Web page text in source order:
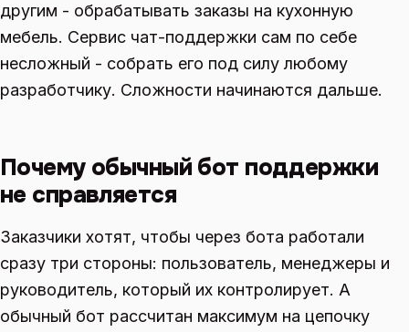
другим - обрабатывать заказы на кухонную
мебель. Сервис чат-поддержки сам по себе
несложный - собрать его под силу любому
разработчику. Сложности начинаются дальше.
Почему обычный бот поддержки
не справляется
Заказчики хотят, чтобы через бота работали
сразу три стороны: пользователь, менеджеры и
руководитель, который их контролирует. А
обычный бот рассчитан максимум на цепочку